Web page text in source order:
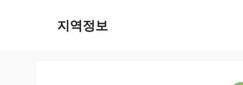
지역정보